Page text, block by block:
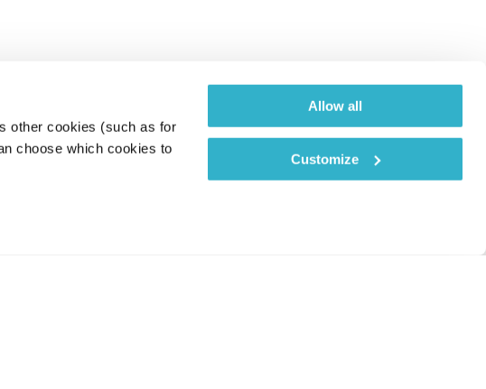
other cookies (such as for
choose which cookies to
Allow all
Customize